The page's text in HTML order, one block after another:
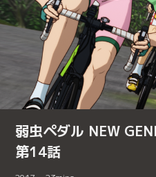
弱虫ペダル NEW
第14話